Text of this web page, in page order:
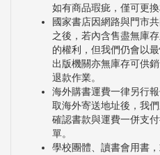
如有商品瑕疵，僅可更換
國家書店因網路與門市
之後，若內含售盡無庫
的權利，但我們仍會以
出版機關亦無庫存可供
退款作業。
海外購書運費一律另行
取海外寄送地址後，我
確認書款與運費一併支
單。
學校團體、讀書會用書